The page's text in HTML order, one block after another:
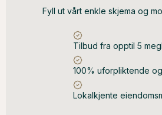
Fyll ut vårt enkle skjema og
Tilbud fra opptil 5
100% uforpliktende
Lokalkjente